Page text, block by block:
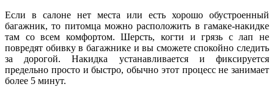
Если в салоне нет места или есть хорошо обустроенный
багажник, то питомца можно расположить в гамаке-накидке
там со всем комфортом. Шерсть, когти и грязь с лап не
повредят обивку в багажнике и вы сможете спокойно следить
за дорогой. Накидка устанавливается и фиксируется
предельно просто и быстро, обычно этот процесс не занимает
более 5 минут.